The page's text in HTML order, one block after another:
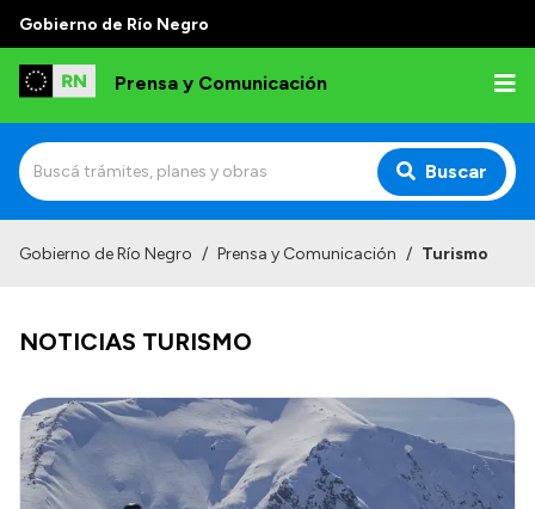
Gobierno de Río Negro
Prensa y Comunicación
Buscar
Autoridades
Referentes de prensa
Archivo de noticias
Gobierno de Río Negro / Prensa y Comunicación / Turismo
NOTICIAS TURISMO